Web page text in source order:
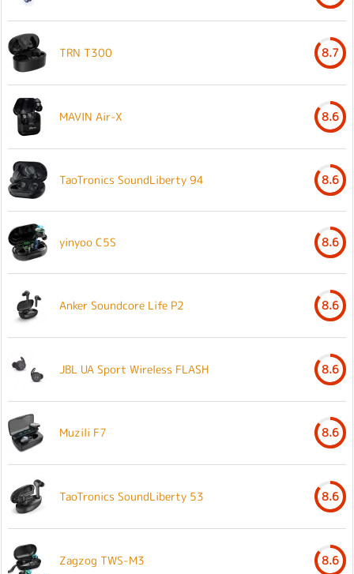
TRN T300 8.7
MAVIN Air-X 8.6
TaoTronics SoundLiberty 94 8.6
yinyoo C5S 8.6
Anker Soundcore Life P2 8.6
JBL UA Sport Wireless FLASH 8.6
Muzili F7 8.6
TaoTronics SoundLiberty 53 8.6
Zagzog TWS-M3 8.6